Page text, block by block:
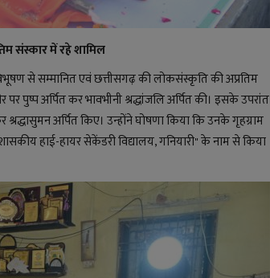
संस्कार में रहे शामिल
से सम्मानित एवं छत्तीसगढ़ की लोकसंस्कृति की अप्रतिम
पुष्प अर्पित कर भावभीनी श्रद्धांजलि अर्पित की। इसके उपरांत
अर्पित किए। उन्होंने घोषणा किया कि उनके गृहग्राम
हाई-हायर सेकेंडरी विद्यालय, गनियारी" के नाम से किया